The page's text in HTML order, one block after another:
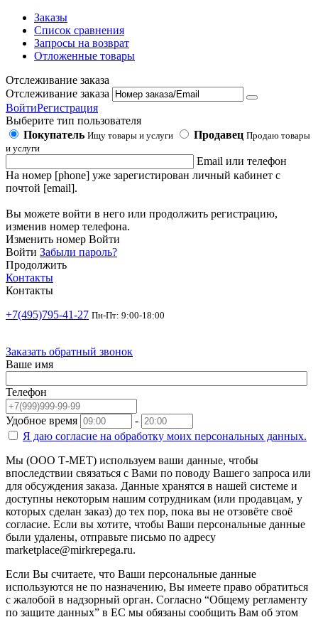
Заказы
Список сравнения
Запросы на возврат
Отложенные товары
Отслеживание заказа
Отслеживание заказа
ВойтиРегистрация
Выберите тип пользователя
Покупатель Ищу товары и услуги Продавец Продаю товары
и услуги
Email или телефон
На номер [phone] уже зарегистирован личный кабинет с
почтой [email].
Вы можете войти в него или продолжить регистрацию,
изменив номер телефона.
Изменить номер Войти
Войти Забыли пароль?
Продолжить
Контакты
Контакты
+7(495)795-41-27 Пн-Пт: 9:00-18:00
Заказать обратный звонок
Ваше имя
Телефон
Удобное время
-
Я даю согласие на обработку моих персональных данных.
Мы (ООО Т-МЕТ) используем ваши данные, чтобы
впоследствии связаться с Вами по поводу Вашего запроса или
для обсуждения заказа. Данные хранятся в нашей системе и
доступны некоторым нашим сотрудникам (или продавцам, у
которых сделан заказ) до тех пор, пока вы не отзовёте своё
согласие. Если вы хотите, чтобы Ваши персональные данные
были удалены, отправьте письмо по адресу
marketplace@mirkrepega.ru.
Если Вы считаете, что Ваши персональные данные
используются не по назначению, Вы имеете право обратиться
с жалобой в надзорный орган. Согласно “Общему регламенту
по защите данных” в ЕС мы обязаны сообщить Вам об этом